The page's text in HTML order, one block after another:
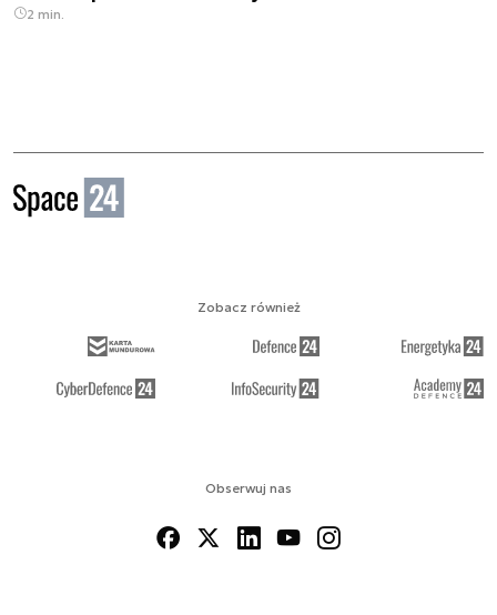
2 min.
Obserwuj nas
Zobacz również